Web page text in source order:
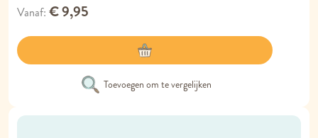
Vanaf € 9,95
Toevoegen om te vergelijken